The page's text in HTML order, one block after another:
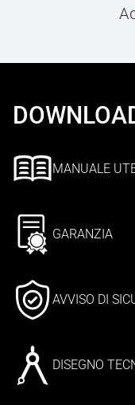
MANUALE
GARANZIA
AVVISO DI
DISEGNO